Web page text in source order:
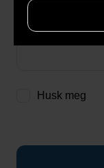
Passord
Husk meg